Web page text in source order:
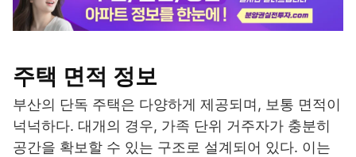
주택 면적 정보
부산의 단독 주택은 다양하게 제공되며, 보통 면적이
넉넉하다. 대개의 경우, 가족 단위 거주자가 충분히
공간을 확보할 수 있는 구조로 설계되어 있다. 이는